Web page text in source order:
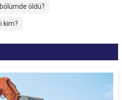
öldü?
kim?